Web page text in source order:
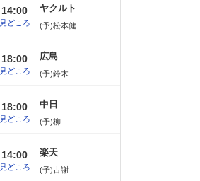
14:00
見どころ
ヤクルト
(予)松本健
18:00
見どころ
広島
(予)鈴木
18:00
見どころ
中日
(予)柳
14:00
見どころ
楽天
(予)古謝